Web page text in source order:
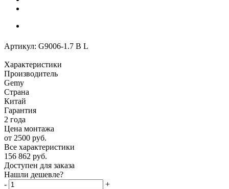
Артикул: G9006-1.7 B L
Характеристики
Производитель
Gemy
Страна
Китай
Гарантия
2 года
Цена монтажа
от 2500 руб.
Все характеристики
156 862 руб.
Доступен для заказа
Нашли дешевле?
-
+